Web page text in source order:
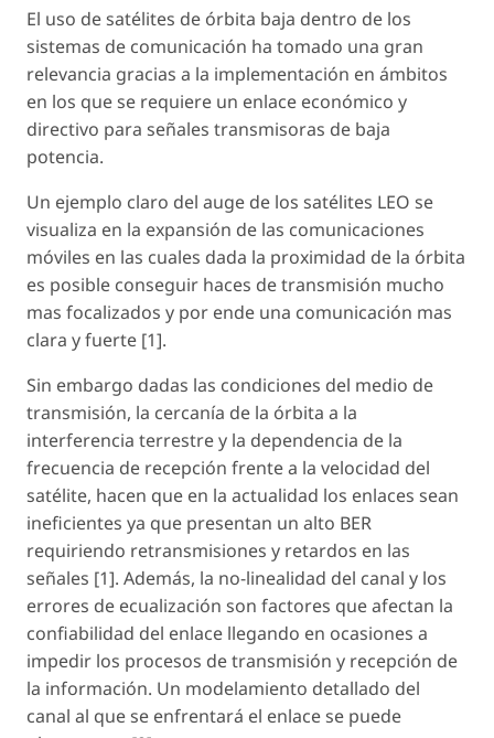
El uso de satélites de órbita baja dentro de los
sistemas de comunicación ha tomado una gran
relevancia gracias a la implementación en ámbitos
en los que se requiere un enlace económico y
directivo para señales transmisoras de baja
potencia.
Un ejemplo claro del auge de los satélites LEO se
visualiza en la expansión de las comunicaciones
móviles en las cuales dada la proximidad de la órbita
es posible conseguir haces de transmisión mucho
mas focalizados y por ende una comunicación mas
clara y fuerte [1].
Sin embargo dadas las condiciones del medio de
transmisión, la cercanía de la órbita a la
interferencia terrestre y la dependencia de la
frecuencia de recepción frente a la velocidad del
satélite, hacen que en la actualidad los enlaces sean
ineficientes ya que presentan un alto BER
requiriendo retransmisiones y retardos en las
señales [1]. Además, la no-linealidad del canal y los
errores de ecualización son factores que afectan la
confiabilidad del enlace llegando en ocasiones a
impedir los procesos de transmisión y recepción de
la información. Un modelamiento detallado del
canal al que se enfrentará el enlace se puede